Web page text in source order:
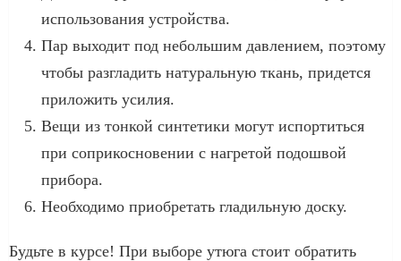
использования устройства.
Пар выходит под небольшим давлением, поэтому
чтобы разгладить натуральную ткань, придется
приложить усилия.
Вещи из тонкой синтетики могут испортиться
при соприкосновении с нагретой подошвой
прибора.
Необходимо приобретать гладильную доску.
Будьте в курсе! При выборе утюга стоит обратить